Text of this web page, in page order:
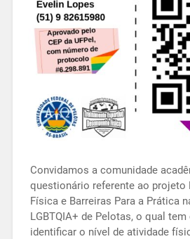
Convidamos a comunidade
questionário referente ao projeto
Física e Barreiras Para a Prática
LGBTQIA+ de Pelotas, o qual
identificar o nível de atividade